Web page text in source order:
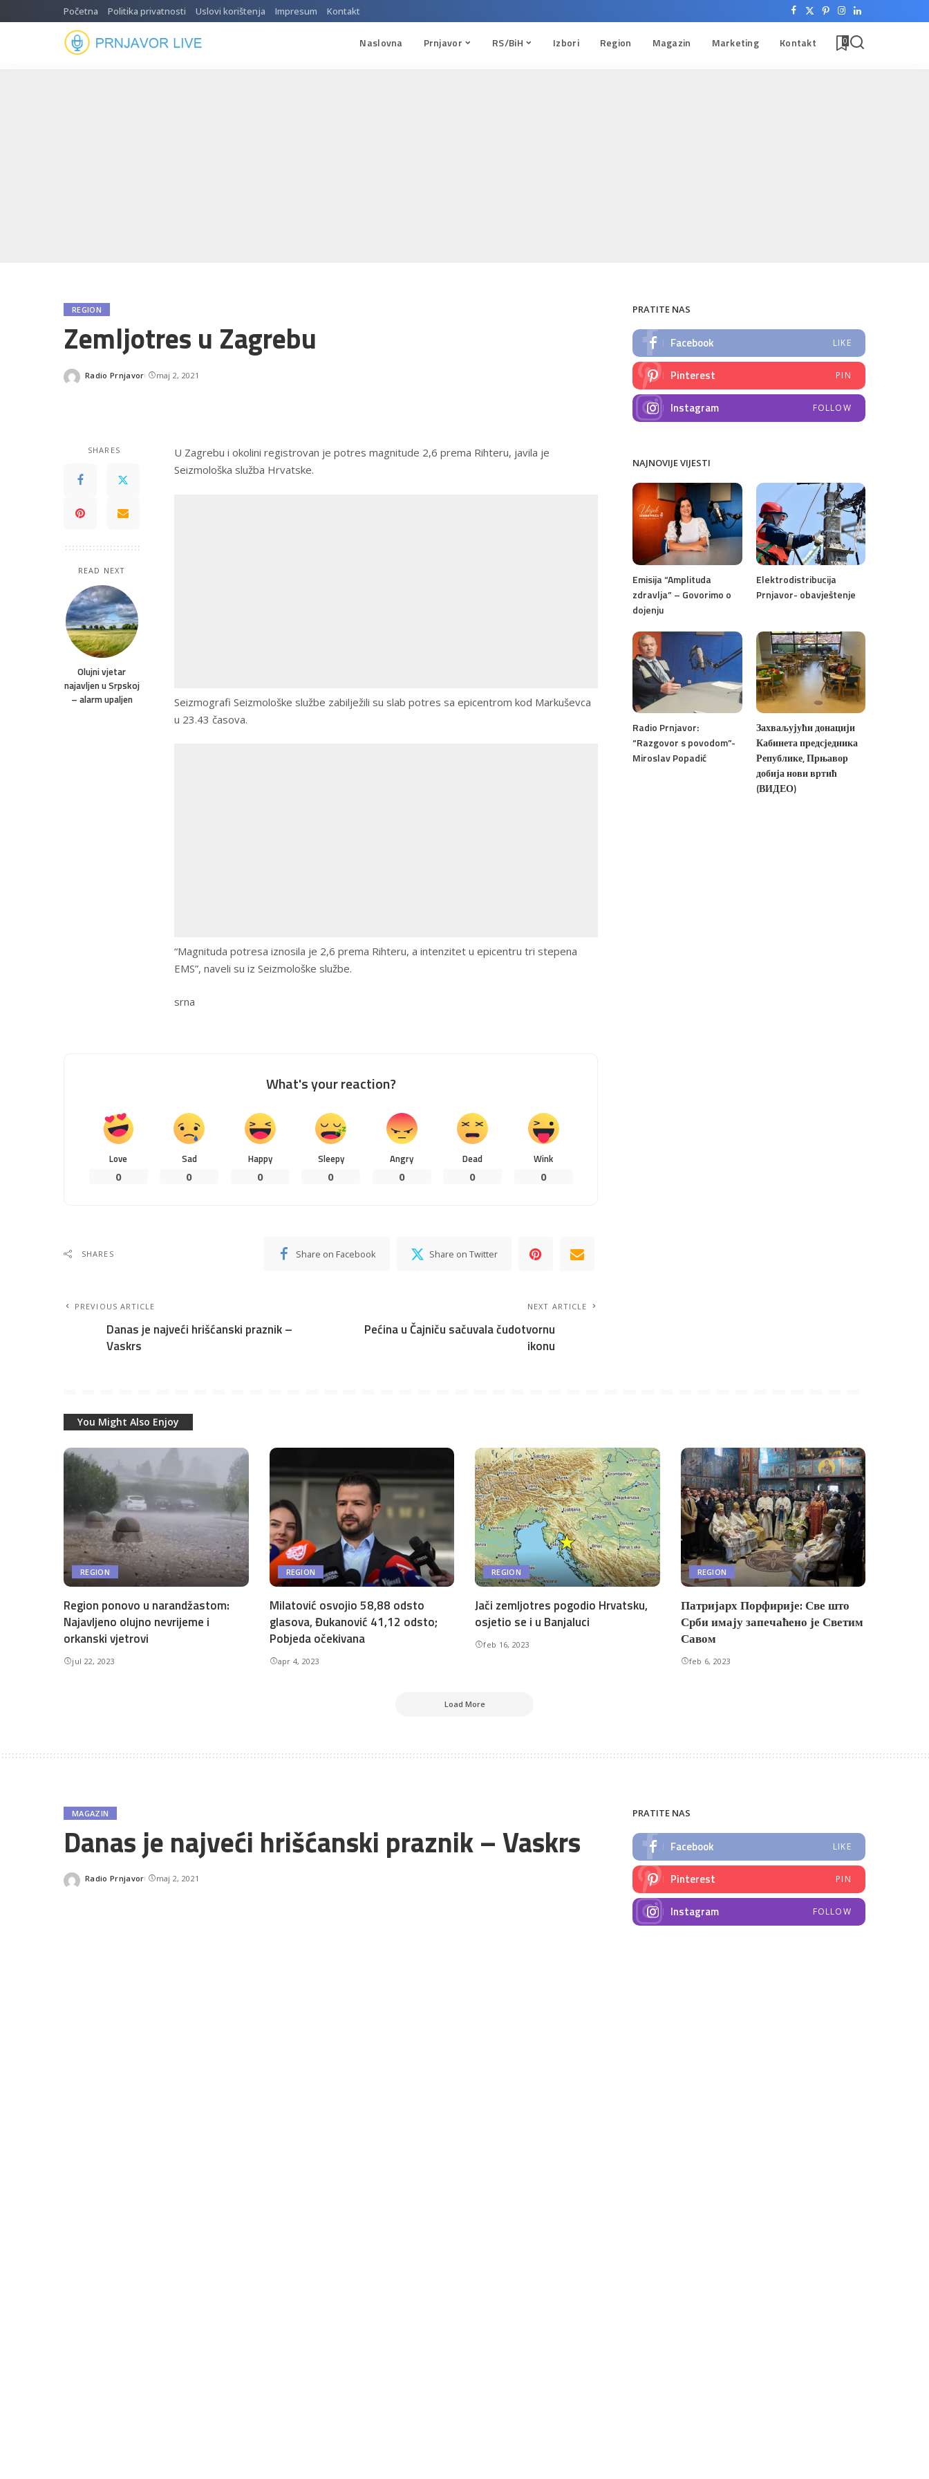
Početna Politika privatnosti Uslovi korištenja Impresum Kontakt
Naslovna Prnjavor RS/BiH Izbori Region Magazin Marketing Kontakt 0
REGION
Zemljotres u Zagrebu
Posted
Radio Prnjavor maj 2, 2021
SHARES
READ NEXT
Olujni vjetar
najavljen u Srpskoj
– alarm upaljen
U Zagrebu i okolini registrovan je potres magnitude 2,6 prema Rihteru, javila je
Seizmološka služba Hrvatske.
Seizmografi Seizmološke službe zabilježili su slab potres sa epicentrom kod Markuševca
u 23.43 časova.
“Magnituda potresa iznosila je 2,6 prema Rihteru, a intenzitet u epicentru tri stepena
EMS”, naveli su iz Seizmološke službe.
srna
What's your reaction?
Love
0
Sad
0
Happy
0
Sleepy
0
Angry
0
Dead
0
Wink
0
SHARES Share on Facebook Share on Twitter
PREVIOUS ARTICLE
Danas je najveći hrišćanski praznik –
Vaskrs
NEXT ARTICLE
Pećina u Čajniču sačuvala čudotvornu
ikonu
PRATITE NAS
Facebook LIKE
Pinterest PIN
Instagram FOLLOW
NAJNOVIJE VIJESTI
Emisija “Amplituda
zdravlja” – Govorimo o
dojenju
Elektrodistribucija
Prnjavor- obavještenje
Radio Prnjavor:
“Razgovor s povodom”-
Miroslav Popadić
Захваљујући донацији
Кабинета предсједника
Републике, Прњавор
добија нови вртић
(ВИДЕО)
You Might Also Enjoy
REGION
Region ponovo u narandžastom:
Najavljeno olujno nevrijeme i
orkanski vjetrovi
jul 22, 2023
REGION
Milatović osvojio 58,88 odsto
glasova, Đukanović 41,12 odsto;
Pobjeda očekivana
apr 4, 2023
REGION
Jači zemljotres pogodio Hrvatsku,
osjetio se i u Banjaluci
feb 16, 2023
REGION
Патријарх Порфирије: Све што
Срби имају запечаћено је Светим
Савом
feb 6, 2023
Load More
MAGAZIN
Danas je najveći hrišćanski praznik – Vaskrs
Posted
Radio Prnjavor maj 2, 2021
PRATITE NAS
Facebook LIKE
Pinterest PIN
Instagram FOLLOW